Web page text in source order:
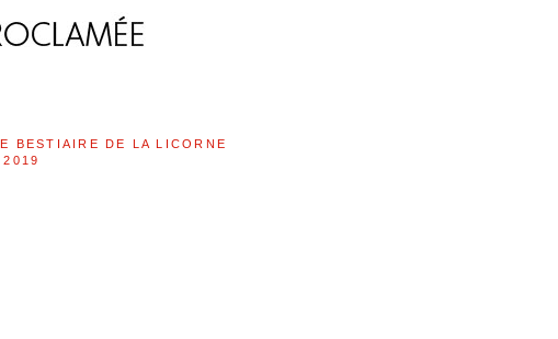
BESTIAIRE DE LA LICORNE